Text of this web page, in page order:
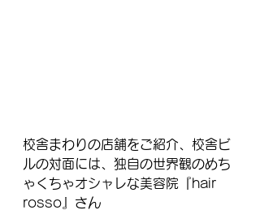
校舎まわりの店舗をご紹介、校舎ビ
ルの対面には、独自の世界観のめち
ゃくちゃオシャレな美容院『hair
rosso』さん